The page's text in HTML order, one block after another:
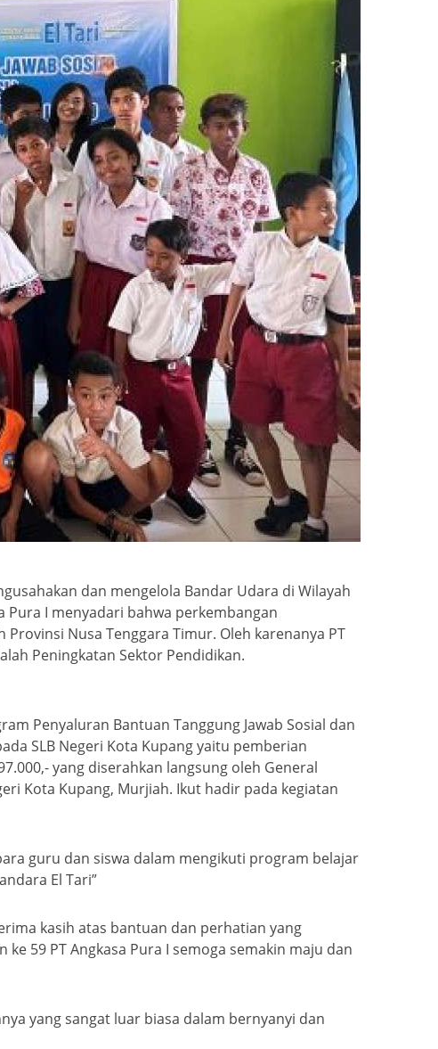
dan mengelola Bandar Udara di Wilayah
Pura I menyadari bahwa perkembangan
Nusa Tenggara Timur. Oleh karenanya PT
Peningkatan Sektor Pendidikan.
Penyaluran Bantuan Tanggung Jawab Sosial dan
SLB Negeri Kota Kupang yaitu pemberian
yang diserahkan langsung oleh General
Kota Kupang, Murjiah. Ikut hadir pada kegiatan
guru dan siswa dalam mengikuti program belajar
El Tari”
kasih atas bantuan dan perhatian yang
59 PT Angkasa Pura I semoga semakin maju dan
yang sangat luar biasa dalam bernyanyi dan